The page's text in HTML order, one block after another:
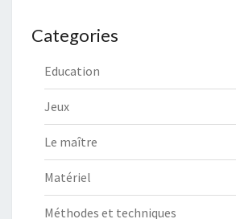
Categories
Education
Jeux
Le maître
Matériel
Méthodes et techniques